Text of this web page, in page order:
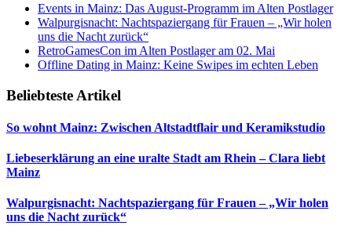
Events in Mainz: Das August-Programm im Alten Postlager
Walpurgisnacht: Nachtspaziergang für Frauen – „Wir holen
uns die Nacht zurück“
RetroGamesCon im Alten Postlager am 02. Mai
Offline Dating in Mainz: Keine Swipes im echten Leben
Beliebteste Artikel
So wohnt Mainz: Zwischen Altstadtflair und Keramikstudio
Liebeserklärung an eine uralte Stadt am Rhein – Clara liebt
Mainz
Walpurgisnacht: Nachtspaziergang für Frauen – „Wir holen
uns die Nacht zurück“